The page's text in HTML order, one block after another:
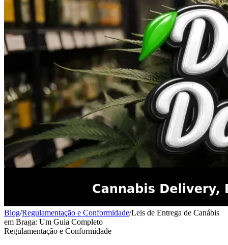
Blog/Regulamentação e Conformidade/Leis de Entrega de Canábis
em Braga: Um Guia Completo
Regulamentação e Conformidade